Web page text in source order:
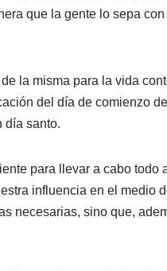
que la gente lo sepa
la misma para la vida
del día de comienzo
día santo.
para llevar a cabo todo
influencia en el medio
necesarias, sino que,